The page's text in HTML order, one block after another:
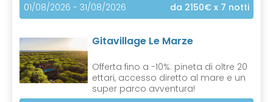
01/08/2026 - 31/08/2026
da 2150€ x 7 notti
Gitavillage Le Marze
Offerta fino a -10%: pineta di oltre 20
ettari, accesso diretto al mare e un
super parco avventura!